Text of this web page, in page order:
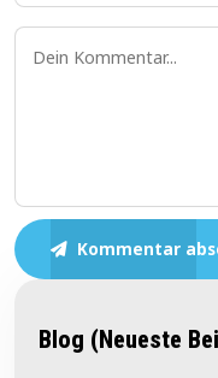
Kommentar
Blog (Neueste